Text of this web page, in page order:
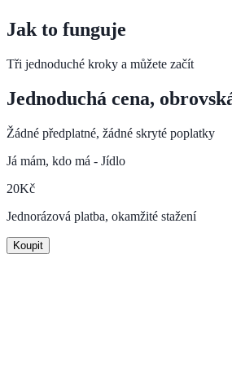
Jak to funguje
Tři jednoduché kroky a můžete začít
Jednoduchá cena,
Žádné předplatné, žádné skryté poplatky
Já mám, kdo má - Jídlo
20Kč
Jednorázová platba, okamžité stažení
Koupit